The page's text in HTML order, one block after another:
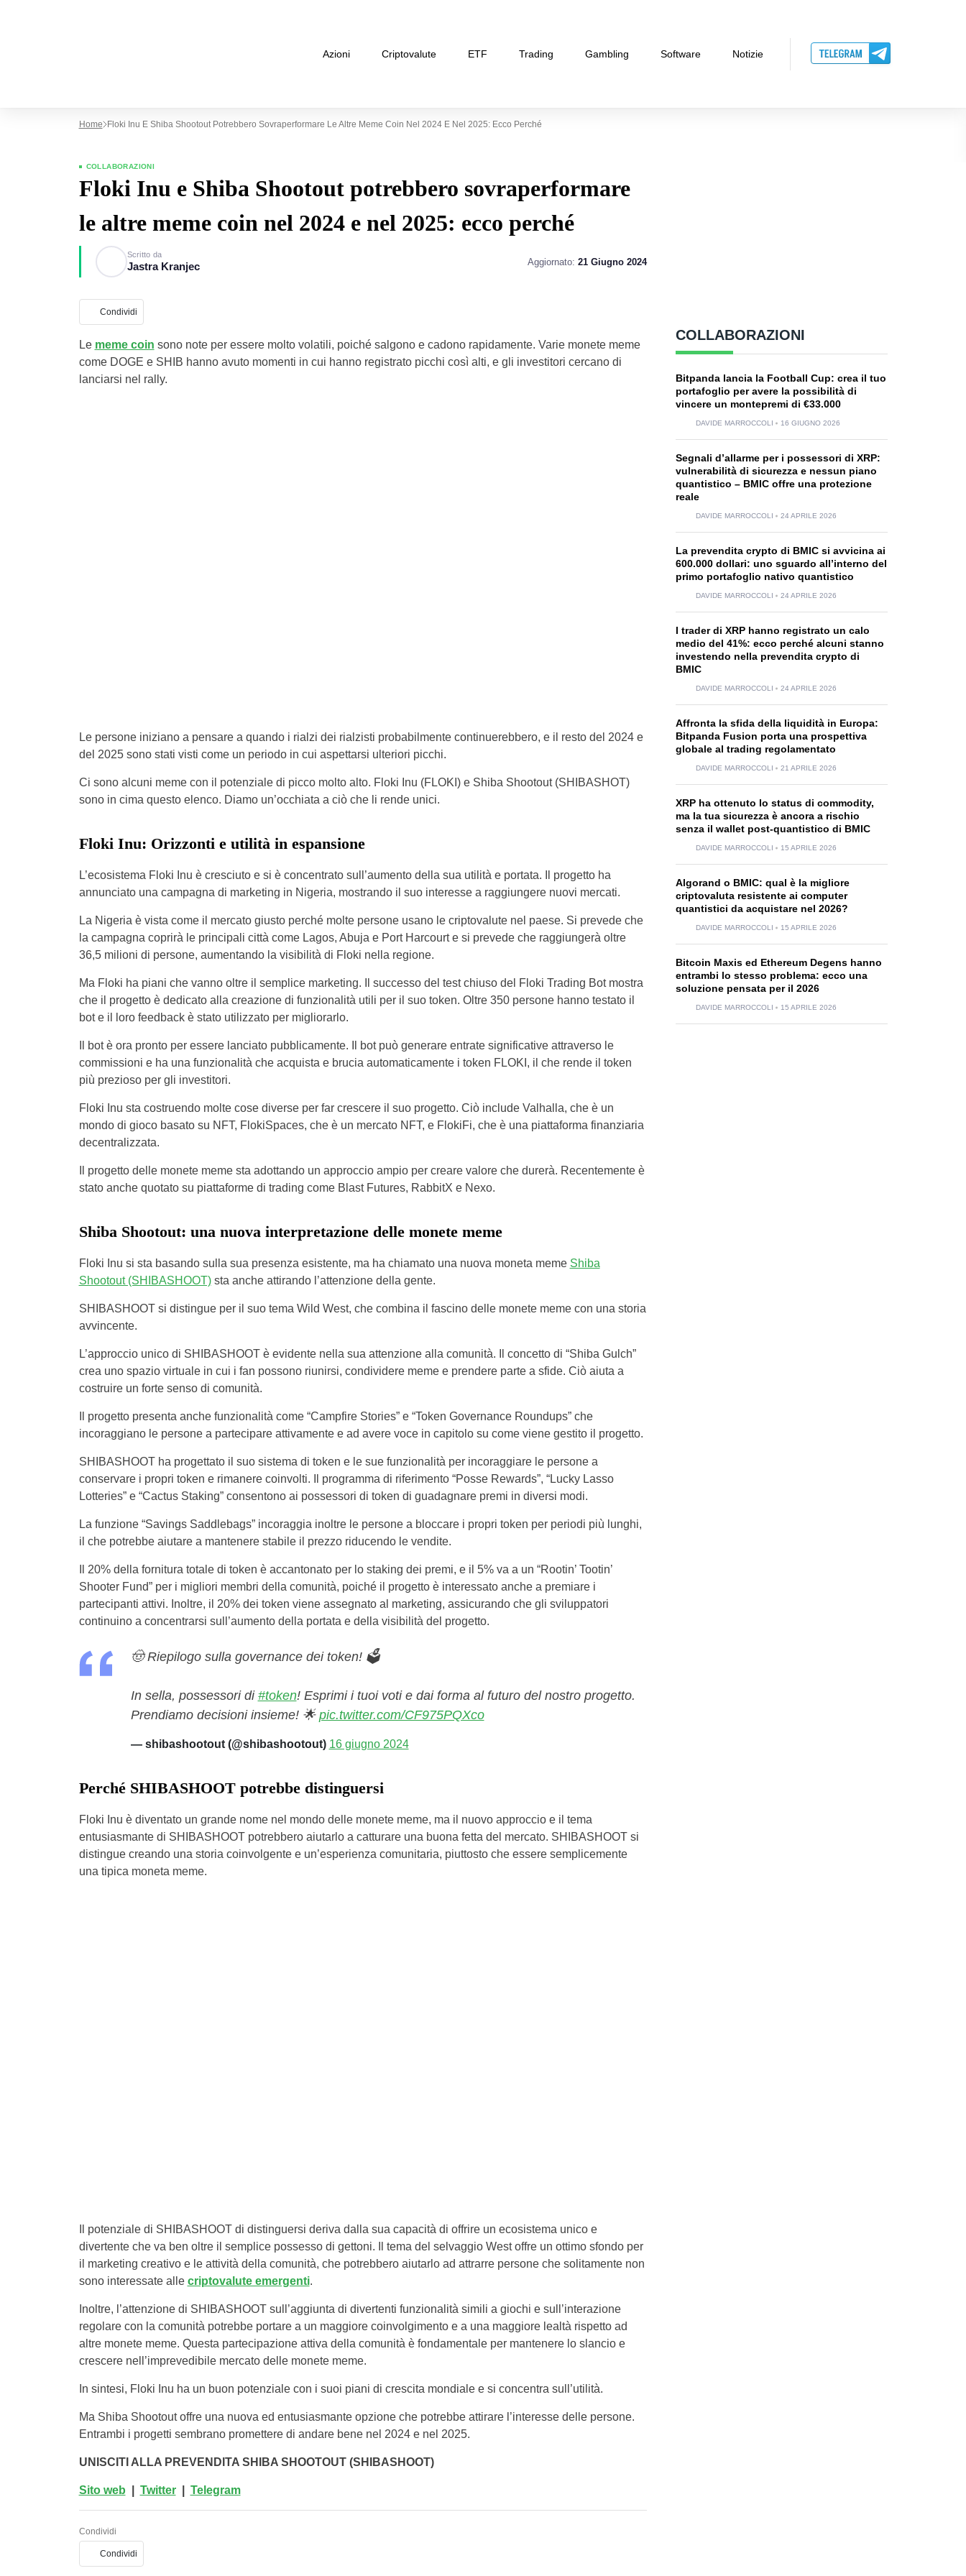
Azioni Criptovalute ETF Trading Gambling Software Notizie
Home Floki Inu E Shiba Shootout Potrebbero Sovraperformare Le Altre Meme Coin Nel 2024 E Nel 2025: Ecco Perché
COLLABORAZIONI
Floki Inu e Shiba Shootout potrebbero sovraperformare
le altre meme coin nel 2024 e nel 2025: ecco perché
Scritto da
Jastra Kranjec Aggiornato: 21 Giugno 2024
Condividi
Le meme coin sono note per essere molto volatili, poiché salgono e cadono rapidamente. Varie monete meme
come DOGE e SHIB hanno avuto momenti in cui hanno registrato picchi così alti, e gli investitori cercano di
lanciarsi nel rally.
Le persone iniziano a pensare a quando i rialzi dei rialzisti probabilmente continuerebbero, e il resto del 2024 e
del 2025 sono stati visti come un periodo in cui aspettarsi ulteriori picchi.
Ci sono alcuni meme con il potenziale di picco molto alto. Floki Inu (FLOKI) e Shiba Shootout (SHIBASHOT)
sono in cima questo elenco. Diamo un’occhiata a ciò che li rende unici.
Floki Inu: Orizzonti e utilità in espansione
L’ecosistema Floki Inu è cresciuto e si è concentrato sull’aumento della sua utilità e portata. Il progetto ha
annunciato una campagna di marketing in Nigeria, mostrando il suo interesse a raggiungere nuovi mercati.
La Nigeria è vista come il mercato giusto perché molte persone usano le criptovalute nel paese. Si prevede che
la campagna coprirà le principali città come Lagos, Abuja e Port Harcourt e si prevede che raggiungerà oltre
36,5 milioni di persone, aumentando la visibilità di Floki nella regione.
Ma Floki ha piani che vanno oltre il semplice marketing. Il successo del test chiuso del Floki Trading Bot mostra
che il progetto è dedicato alla creazione di funzionalità utili per il suo token. Oltre 350 persone hanno testato il
bot e il loro feedback è stato utilizzato per migliorarlo.
Il bot è ora pronto per essere lanciato pubblicamente. Il bot può generare entrate significative attraverso le
commissioni e ha una funzionalità che acquista e brucia automaticamente i token FLOKI, il che rende il token
più prezioso per gli investitori.
Floki Inu sta costruendo molte cose diverse per far crescere il suo progetto. Ciò include Valhalla, che è un
mondo di gioco basato su NFT, FlokiSpaces, che è un mercato NFT, e FlokiFi, che è una piattaforma finanziaria
decentralizzata.
Il progetto delle monete meme sta adottando un approccio ampio per creare valore che durerà. Recentemente è
stato anche quotato su piattaforme di trading come Blast Futures, RabbitX e Nexo.
Shiba Shootout: una nuova interpretazione delle monete meme
Floki Inu si sta basando sulla sua presenza esistente, ma ha chiamato una nuova moneta meme Shiba
Shootout (SHIBASHOOT)sta anche attirando l’attenzione della gente.
SHIBASHOOT si distingue per il suo tema Wild West, che combina il fascino delle monete meme con una storia
avvincente.
L’approccio unico di SHIBASHOOT è evidente nella sua attenzione alla comunità. Il concetto di “Shiba Gulch”
crea uno spazio virtuale in cui i fan possono riunirsi, condividere meme e prendere parte a sfide. Ciò aiuta a
costruire un forte senso di comunità.
Il progetto presenta anche funzionalità come “Campfire Stories” e “Token Governance Roundups” che
incoraggiano le persone a partecipare attivamente e ad avere voce in capitolo su come viene gestito il progetto.
SHIBASHOOT ha progettato il suo sistema di token e le sue funzionalità per incoraggiare le persone a
conservare i propri token e rimanere coinvolti. Il programma di riferimento “Posse Rewards”, “Lucky Lasso
Lotteries” e “Cactus Staking” consentono ai possessori di token di guadagnare premi in diversi modi.
La funzione “Savings Saddlebags” incoraggia inoltre le persone a bloccare i propri token per periodi più lunghi,
il che potrebbe aiutare a mantenere stabile il prezzo riducendo le vendite.
Il 20% della fornitura totale di token è accantonato per lo staking dei premi, e il 5% va a un “Rootin’ Tootin’
Shooter Fund” per i migliori membri della comunità, poiché il progetto è interessato anche a premiare i
partecipanti attivi. Inoltre, il 20% dei token viene assegnato al marketing, assicurando che gli sviluppatori
continuino a concentrarsi sull’aumento della portata e della visibilità del progetto.
🤠 Riepilogo sulla governance dei token! 🗳️
In sella, possessori di #token! Esprimi i tuoi voti e dai forma al futuro del nostro progetto.
Prendiamo decisioni insieme! 🌟 pic.twitter.com/CF975PQXco
— shibashootout (@shibashootout) 16 giugno 2024
Perché SHIBASHOOT potrebbe distinguersi
Floki Inu è diventato un grande nome nel mondo delle monete meme, ma il nuovo approccio e il tema
entusiasmante di SHIBASHOOT potrebbero aiutarlo a catturare una buona fetta del mercato. SHIBASHOOT si
distingue creando una storia coinvolgente e un’esperienza comunitaria, piuttosto che essere semplicemente
una tipica moneta meme.
Il potenziale di SHIBASHOOT di distinguersi deriva dalla sua capacità di offrire un ecosistema unico e
divertente che va ben oltre il semplice possesso di gettoni. Il tema del selvaggio West offre un ottimo sfondo per
il marketing creativo e le attività della comunità, che potrebbero aiutarlo ad attrarre persone che solitamente non
sono interessate alle criptovalute emergenti.
Inoltre, l’attenzione di SHIBASHOOT sull’aggiunta di divertenti funzionalità simili a giochi e sull’interazione
regolare con la comunità potrebbe portare a un maggiore coinvolgimento e a una maggiore lealtà rispetto ad
altre monete meme. Questa partecipazione attiva della comunità è fondamentale per mantenere lo slancio e
crescere nell’imprevedibile mercato delle monete meme.
In sintesi, Floki Inu ha un buon potenziale con i suoi piani di crescita mondiale e si concentra sull’utilità.
Ma Shiba Shootout offre una nuova ed entusiasmante opzione che potrebbe attirare l’interesse delle persone.
Entrambi i progetti sembrano promettere di andare bene nel 2024 e nel 2025.
UNISCITI ALLA PREVENDITA SHIBA SHOOTOUT (SHIBASHOOT)
Sito web Twitter| Telegram
Condividi
Condividi
COLLABORAZIONI
Bitpanda lancia la Football Cup: crea il tuo
portafoglio per avere la possibilità di
vincere un montepremi di €33.000
DAVIDE MARROCCOLI 16 GIUGNO 2026
Segnali d’allarme per i possessori di XRP:
vulnerabilità di sicurezza e nessun piano
quantistico – BMIC offre una protezione
reale
DAVIDE MARROCCOLI 24 APRILE 2026
La prevendita crypto di BMIC si avvicina ai
600.000 dollari: uno sguardo all’interno del
primo portafoglio nativo quantistico
DAVIDE MARROCCOLI 24 APRILE 2026
I trader di XRP hanno registrato un calo
medio del 41%: ecco perché alcuni stanno
investendo nella prevendita crypto di
BMIC
DAVIDE MARROCCOLI 24 APRILE 2026
Affronta la sfida della liquidità in Europa:
Bitpanda Fusion porta una prospettiva
globale al trading regolamentato
DAVIDE MARROCCOLI 21 APRILE 2026
XRP ha ottenuto lo status di commodity,
ma la tua sicurezza è ancora a rischio
senza il wallet post-quantistico di BMIC
DAVIDE MARROCCOLI 15 APRILE 2026
Algorand o BMIC: qual è la migliore
criptovaluta resistente ai computer
quantistici da acquistare nel 2026?
DAVIDE MARROCCOLI 15 APRILE 2026
Bitcoin Maxis ed Ethereum Degens hanno
entrambi lo stesso problema: ecco una
soluzione pensata per il 2026
DAVIDE MARROCCOLI 15 APRILE 2026